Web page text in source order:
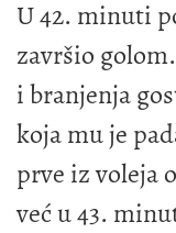
U 42. minuti
završio
i branjenja
koja mu je
prve iz voleja
već u 43.